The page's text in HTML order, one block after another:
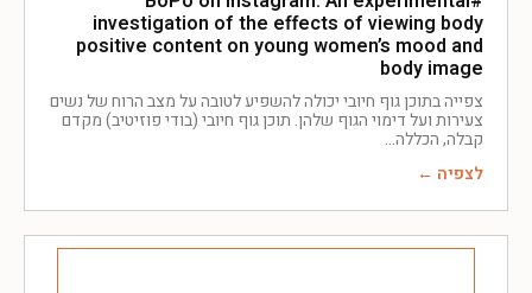
investigation of the effects of viewing body
positive content on young women’s mood and
body image
צפייה בתוכן גוף חיובי יכולה להשפיע לטובה על מצב הרוח של נשים
צעירות ועל דימוי הגוף שלהן. תוכן גוף חיובי (בודי פוזיטיב) מקדם
קבלה, הכללה
לצפיה ←